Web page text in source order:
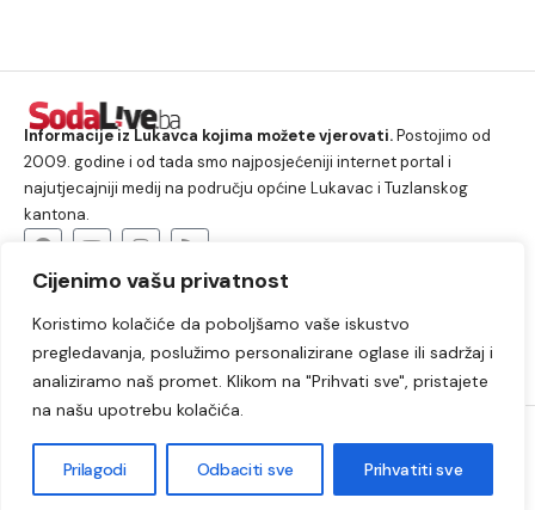
Cijenimo vašu privatnost
Koristimo kolačiće da poboljšamo vaše iskustvo
pregledavanja, poslužimo personalizirane oglase ili sadržaj i
analiziramo naš promet. Klikom na "Prihvati sve", pristajete
na našu upotrebu kolačića.
Prilagodi Odbaciti sve Prihvatiti sve
Informacije iz Lukavca kojima možete vjerovati.Postojimo od
2009. godine i od tada smo najposjećeniji internet portal i
najutjecajniji medij na području općine Lukavac i Tuzlanskog
kantona.
Lukavac Društvo Crna hronika
Sport
Kultura
Kolumne Slobodno vrijeme